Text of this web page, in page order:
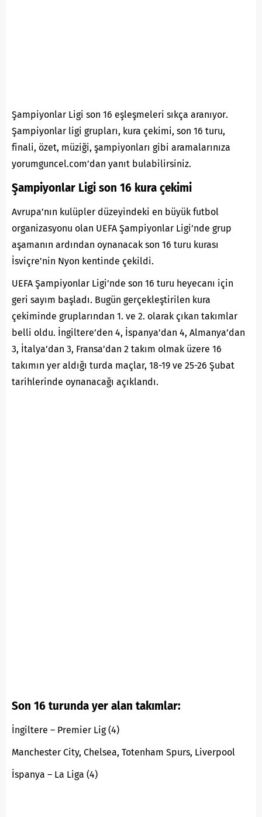
Şampiyonlar Ligi son 16 eşleşmeleri sıkça aranıyor.
Şampiyonlar ligi grupları, kura çekimi, son 16 turu,
finali, özet, müziği, şampiyonları gibi aramalarınıza
yorumguncel.com’dan yanıt bulabilirsiniz.
Şampiyonlar Ligi son 16 kura çekimi
Avrupa’nın kulüpler düzeyindeki en büyük futbol
organizasyonu olan UEFA Şampiyonlar Ligi’nde grup
aşamanın ardından oynanacak son 16 turu kurası
İsviçre’nin Nyon kentinde çekildi.
UEFA Şampiyonlar Ligi’nde son 16 turu heyecanı için
geri sayım başladı. Bugün gerçekleştirilen kura
çekiminde gruplarından 1. ve 2. olarak çıkan takımlar
belli oldu. İngiltere’den 4, İspanya’dan 4, Almanya’dan
3, İtalya’dan 3, Fransa’dan 2 takım olmak üzere 16
takımın yer aldığı turda maçlar, 18-19 ve 25-26 Şubat
tarihlerinde oynanacağı açıklandı.
Son 16 turunda yer alan takımlar:
İngiltere – Premier Lig (4)
Manchester City, Chelsea, Totenham Spurs, Liverpool
İspanya – La Liga (4)